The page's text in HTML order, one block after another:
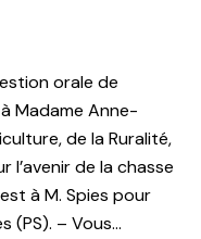
orale de
Madame Anne-
de la Ruralité,
l’avenir de la chasse
à M. Spies pour
(PS). – Vous…